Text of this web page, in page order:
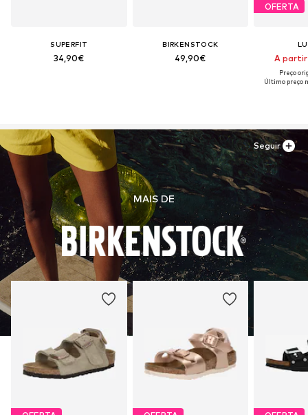
SUPERFIT
34,90€
BIRKENSTOCK
49,90€
OFERTA
A partir
Preço
Último preço
MAIS DE
Seguir